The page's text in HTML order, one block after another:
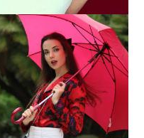
ENTREVISTA A SUSANA
ARCOCHA